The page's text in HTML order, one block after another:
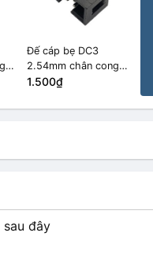
Đế cáp bẹ DC3
2.54mm chân cong
6P
1.500₫
đây